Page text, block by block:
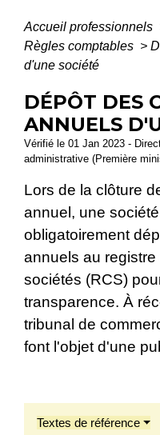
Accueil professionnels
Règles comptables >
d'une société
DÉPÔT DES
ANNUELS
Vérifié le 01 Jan 2023 -
administrative (Première
Lors de la clôture
annuel, une
obligatoirement
annuels au
sociétés (RCS)
transparence. À
tribunal de
font l'objet d'une
Textes de référence